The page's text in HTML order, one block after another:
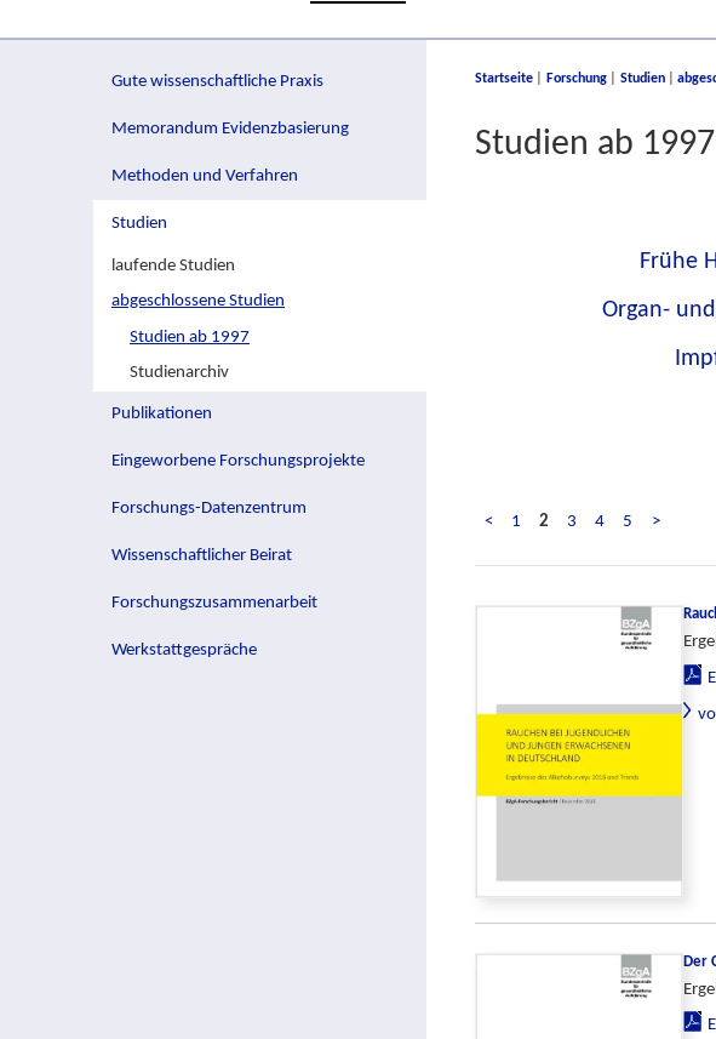
Gute wissenschaftliche Praxis
Memorandum Evidenzbasierung
Methoden und Verfahren
Studien
laufende Studien
abgeschlossene Studien
Studien ab 1997
Studienarchiv
Publikationen
Eingeworbene Forschungsprojekte
Forschungs-Datenzentrum
Wissenschaftlicher Beirat
Forschungszusammenarbeit
Werkstattgespräche
You are here:
Startseite Forschung Studien
Studien ab 1997
Frühe
Organ-
< 1 2 3 4 5 >
Der